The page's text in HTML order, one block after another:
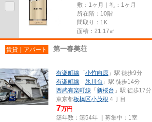
敷：1ヶ月｜礼：1ヶ月
所在階：10階
間取り：1K
面積：21.17㎡
賃貸｜アパート 第一春美荘
有楽町線 「 小竹向原 」駅 徒歩9分
有楽町線 「 氷川台 」駅 徒歩14分
西武有楽町線 「 新桜台 」駅 徒歩17分
東京都板橋区小茂根 ４丁目
7万円
築年数：築54年 ｜募集中： 1室